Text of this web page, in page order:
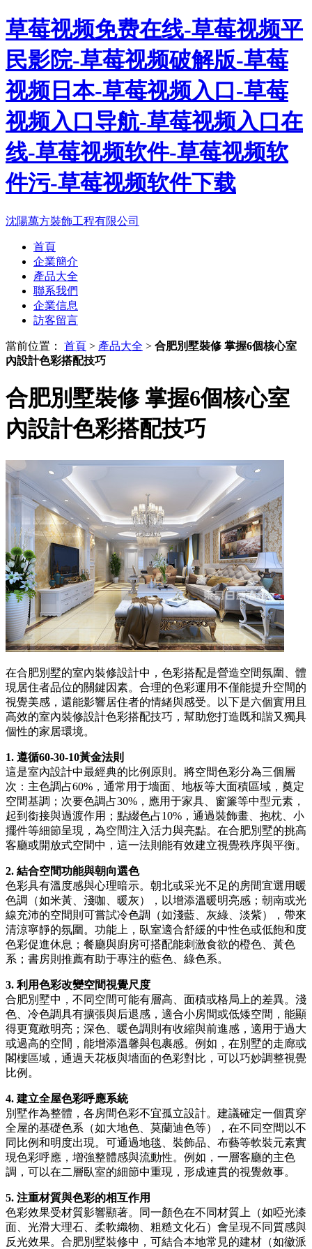
草莓视频免费在线-草莓视频平
民影院-草莓视频破解版-草莓
视频日本-草莓视频入口-草莓
视频入口导航-草莓视频入口在
线-草莓视频软件-草莓视频软
件污-草莓视频软件下载
沈陽萬方裝飾工程有限公司
首頁
企業簡介
產品大全
聯系我們
企業信息
訪客留言
當前位置： 首頁 > 產品大全 > 合肥別墅裝修 掌握6個核心室
內設計色彩搭配技巧
合肥別墅裝修 掌握6個核心室
內設計色彩搭配技巧
在合肥別墅的室內裝修設計中，色彩搭配是營造空間氛圍、體
現居住者品位的關鍵因素。合理的色彩運用不僅能提升空間的
視覺美感，還能影響居住者的情緒與感受。以下是六個實用且
高效的室內裝修設計色彩搭配技巧，幫助您打造既和諧又獨具
個性的家居環境。
1. 遵循60-30-10黃金法則
這是室內設計中最經典的比例原則。將空間色彩分為三個層
次：主色調占60%，通常用于墻面、地板等大面積區域，奠定
空間基調；次要色調占30%，應用于家具、窗簾等中型元素，
起到銜接與過渡作用；點綴色占10%，通過裝飾畫、抱枕、小
擺件等細節呈現，為空間注入活力與亮點。在合肥別墅的挑高
客廳或開放式空間中，這一法則能有效建立視覺秩序與平衡。
2. 結合空間功能與朝向選色
色彩具有溫度感與心理暗示。朝北或采光不足的房間宜選用暖
色調（如米黃、淺咖、暖灰），以增添溫暖明亮感；朝南或光
線充沛的空間則可嘗試冷色調（如淺藍、灰綠、淡紫），帶來
清涼寧靜的氛圍。功能上，臥室適合舒緩的中性色或低飽和度
色彩促進休息；餐廳與廚房可搭配能刺激食欲的橙色、黃色
系；書房則推薦有助于專注的藍色、綠色系。
3. 利用色彩改變空間視覺尺度
合肥別墅中，不同空間可能有層高、面積或格局上的差異。淺
色、冷色調具有擴張與后退感，適合小房間或低矮空間，能顯
得更寬敞明亮；深色、暖色調則有收縮與前進感，適用于過大
或過高的空間，能增添溫馨與包裹感。例如，在別墅的走廊或
閣樓區域，通過天花板與墻面的色彩對比，可以巧妙調整視覺
比例。
4. 建立全屋色彩呼應系統
別墅作為整體，各房間色彩不宜孤立設計。建議確定一個貫穿
全屋的基礎色系（如大地色、莫蘭迪色等），在不同空間以不
同比例和明度出現。可通過地毯、裝飾品、布藝等軟裝元素實
現色彩呼應，增強整體感與流動性。例如，一層客廳的主色
調，可以在二層臥室的細節中重現，形成連貫的視覺敘事。
5. 注重材質與色彩的相互作用
色彩效果受材質影響顯著。同一顏色在不同材質上（如啞光漆
面、光滑大理石、柔軟織物、粗糙文化石）會呈現不同質感與
反光效果。合肥別墅裝修中，可結合本地常見的建材（如徽派